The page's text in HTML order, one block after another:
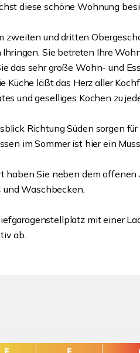
diese schöne Wohnung
und dritten
Sie betreten Ihre
das sehr große Wohn- und
Küche läßt das Herz aller
und geselliges Kochen zu
Richtung Süden sorgen
im Sommer ist hier ein
haben Sie neben dem
Waschbecken.
mit einer
ab.